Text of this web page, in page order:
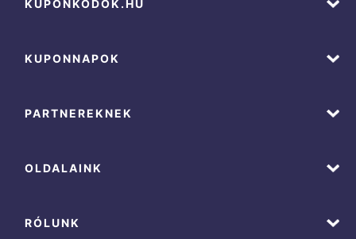
KUPONKODOK.HU
KUPONNAPOK
PARTNEREKNEK
OLDALAINK
RÓLUNK